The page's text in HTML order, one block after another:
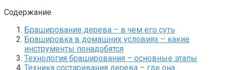
Содержание
Браширование дерева – в чем его суть
Брашировка в домашних условиях – какие
инструменты понадобятся
Технология браширования – основные этапы
Техника состаривания дерева – где она